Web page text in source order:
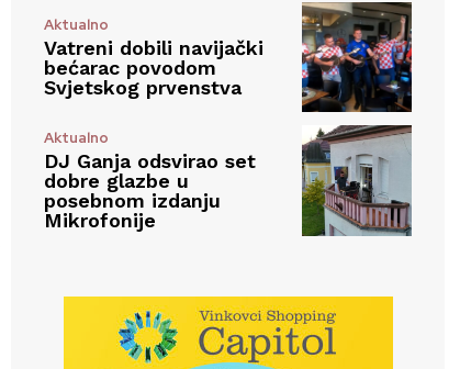
Aktualno
Vatreni dobili navijački
bećarac povodom
Svjetskog prvenstva
Aktualno
DJ Ganja odsvirao set
dobre glazbe u
posebnom izdanju
Mikrofonije